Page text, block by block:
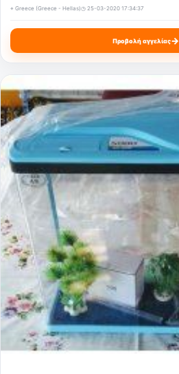
⌖ Greece (Greece - Hellas)◷ 25-03-2020 17:34:37
Προβολή αγγελίας→